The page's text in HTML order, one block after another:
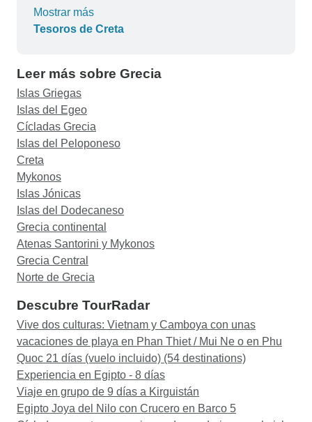
sobre las 17.00 horas. Tuvimos que organizar
horarios de recogida más tempranos
Mostrar más
Tesoros de Creta
Leer más sobre Grecia
Islas Griegas
Islas del Egeo
Cícladas Grecia
Islas del Peloponeso
Creta
Mykonos
Islas Jónicas
Islas del Dodecaneso
Grecia continental
Atenas Santorini y Mykonos
Grecia Central
Norte de Grecia
Descubre TourRadar
Vive dos culturas: Vietnam y Camboya con unas
vacaciones de playa en Phan Thiet / Mui Ne o en Phu
Quoc 21 días (vuelo incluido) (54 destinations)
Experiencia en Egipto - 8 días
Viaje en grupo de 9 días a Kirguistán
Egipto Joya del Nilo con Crucero en Barco 5